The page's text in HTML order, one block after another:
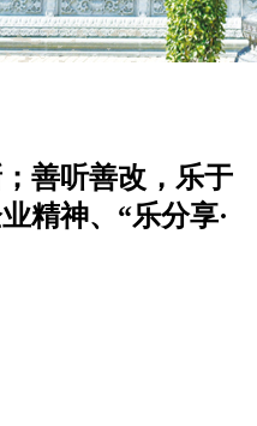
善听善改，乐于
精神、“乐分享·